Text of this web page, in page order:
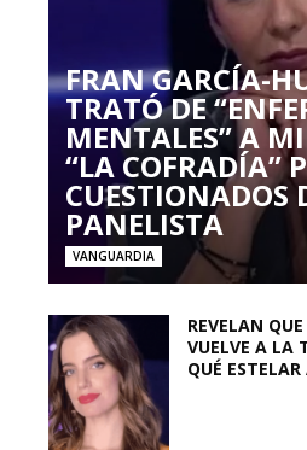
FRAN GARCÍA-
TRATÓ DE
MENTALES” A
“LA COFRADÍA”
CUESTIONADOS
PANELISTA
VANGUARDIA
REVELAN
VUELVE A LA
QUÉ